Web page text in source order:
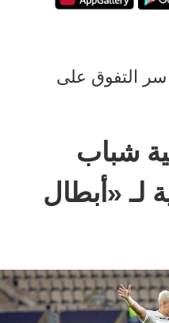
سر التفوق على
شباب
لـ «أبطال